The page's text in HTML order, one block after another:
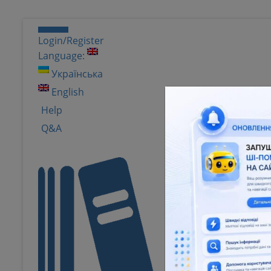
Login/Register
Language:
Українська
English
Help
Q&A